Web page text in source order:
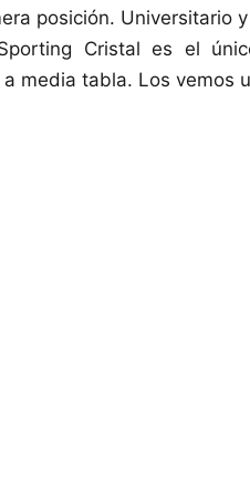
posición. Universitario
Cristal es el
media tabla. Los vemos